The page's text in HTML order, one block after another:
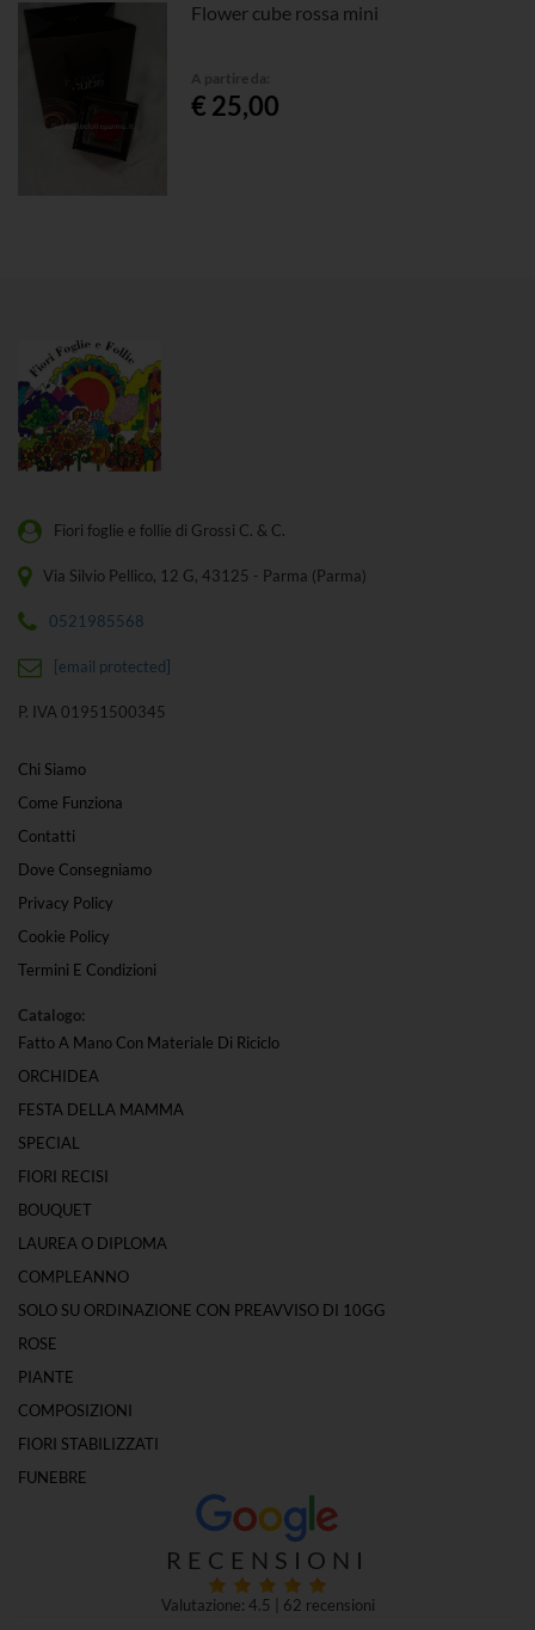
Flower cube rossa mini
A partire da:
€ 25,00
Fiori foglie e follie di Grossi C. & C.
Via Silvio Pellico, 12 G, 43125 - Parma (Parma)
0521985568
[email protected]
P. IVA 01951500345
Chi Siamo
Come Funziona
Contatti
Dove Consegniamo
Privacy Policy
Cookie Policy
Termini E Condizioni
Catalogo:
Fatto A Mano Con Materiale Di Riciclo
ORCHIDEA
FESTA DELLA MAMMA
SPECIAL
FIORI RECISI
BOUQUET
LAUREA O DIPLOMA
COMPLEANNO
SOLO SU ORDINAZIONE CON PREAVVISO DI 10GG
ROSE
PIANTE
COMPOSIZIONI
FIORI STABILIZZATI
FUNEBRE
RECENSIONI
Valutazione: 4.5 62 recensioni